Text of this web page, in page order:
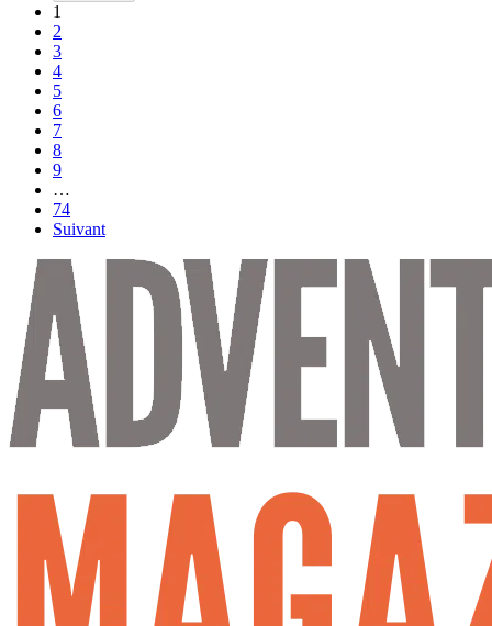
1
2
3
4
5
6
7
8
9
…
74
Suivant